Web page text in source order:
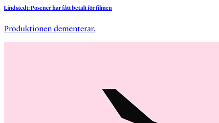
Lindstedt:Posenerharfåttbetaltförfilmen
Produktionen dementerar.